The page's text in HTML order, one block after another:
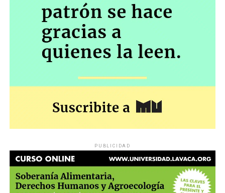
PUBLICIDAD